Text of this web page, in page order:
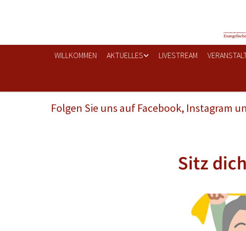
WILLKOMMEN AKTUELLES LIVESTREAM
Folgen Sie uns auf Facebook, Instagram
Sitz